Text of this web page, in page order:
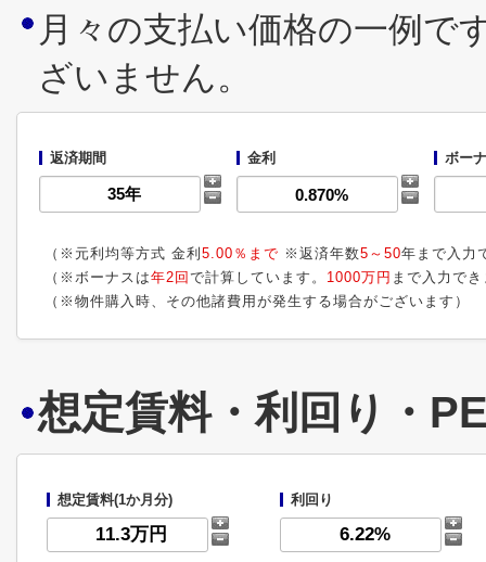
月々の支払い価格の一例で
ざいません。
返済期間 金利 ボー
（※元利均等方式 金利 5.00％まで ※返済年数5～50年まで入力
（※ボーナスは年2回 で計算しています。 1000万円 まで入力で
（※物件購入時、その他諸費用が発生する場合がございます）
想定賃料・利回り・
想定賃料(1か月分) 利回り